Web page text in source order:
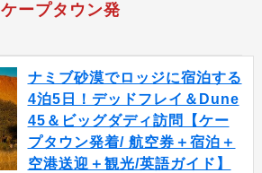
ケープタウン発
ナミブ砂漠でロッジに宿泊する
4泊5日！デッドフレイ＆Dune
45＆ビッグダディ訪問【ケー
プタウン発着/ 航空券＋宿泊＋
空港送迎＋観光/英語ガイド】